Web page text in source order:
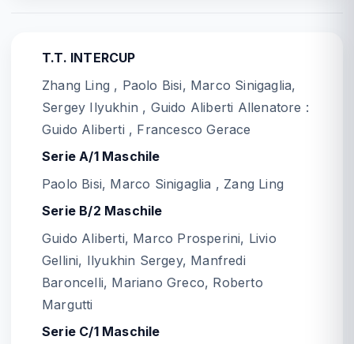
T.T. INTERCUP
Zhang Ling , Paolo Bisi, Marco Sinigaglia,
Sergey Ilyukhin , Guido Aliberti Allenatore :
Guido Aliberti , Francesco Gerace
Serie A/1 Maschile
Paolo Bisi, Marco Sinigaglia , Zang Ling
Serie B/2 Maschile
Guido Aliberti, Marco Prosperini, Livio
Gellini, Ilyukhin Sergey, Manfredi
Baroncelli, Mariano Greco, Roberto
Margutti
Serie C/1 Maschile